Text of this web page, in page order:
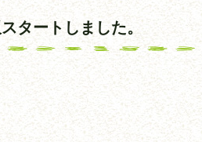
タートしました。